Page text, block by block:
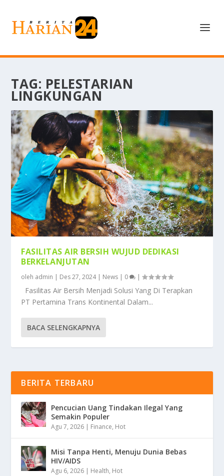
TAG: PELESTARIAN
LINGKUNGAN
FASILITAS AIR BERSIH WUJUD DEDIKASI
BERKELANJUTAN
oleh admin | Des 27, 2024| News | 0 |
Fasilitas Air Bersih Menjadi Solusi Yang Di Terapkan
PT Pertamina Trans Kontinental Dalam...
BACA SELENGKAPNYA
BERITA TERBARU
Pencucian Uang Tindakan Ilegal Yang
Semakin Populer
Agu 7, 2026 | Finance, Hot
Misi Tanpa Henti, Menuju Dunia Bebas
HIV/AIDS
Agu 6, 2026 | Health, Hot